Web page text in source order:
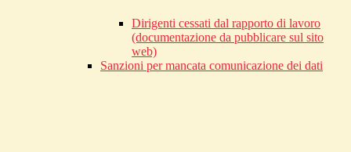
Dirigenti cessati dal rapporto di lavoro
(documentazione da pubblicare sul sito
web)
Sanzioni per mancata comunicazione dei dati